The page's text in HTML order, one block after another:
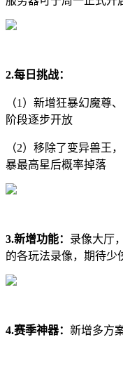
2.每日挑战：
（1）新增狂暴幻魔尊
阶段逐步开放
（2）移除了变异兽王
暴最高星后概率掉落
3.新增功能： 录像大厅
的各玩法录像，期待少
4.赛季神器： 新增多方